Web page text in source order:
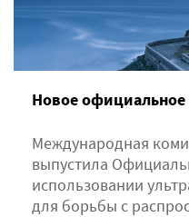
Новое
Международная
выпустила
использовании
для борьбы с